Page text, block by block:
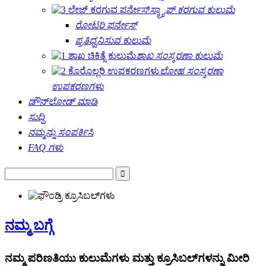
ಸ್ಕ್ರ್ಯಾಪ್ ಕರಗುವ ಕುಲುಮೆ
ರೋಟರಿ ಫರ್ನೇಸ್
ಪ್ರತಿಧ್ವನಿಸುವ ಕುಲುಮೆ
ಶಾಖ ಸಂಸ್ಕರಣಾ ಕುಲುಮೆ
ಲೋಹ ಸಂಸ್ಕರಣಾ
ಉಪಕರಣಗಳು
ಡೌನ್‌ಲೋಡ್ ಮಾಡಿ
ಸುದ್ದಿ
ನಮ್ಮನ್ನು ಸಂಪರ್ಕಿಸಿ
FAQ ಗಳು
ನಮ್ಮ ಬಗ್ಗೆ
ನಮ್ಮ ಪರಿಣತಿಯು ಕುಲುಮೆಗಳು ಮತ್ತು ಕ್ರೂಸಿಬಲ್‌ಗಳನ್ನು ಮೀರಿ